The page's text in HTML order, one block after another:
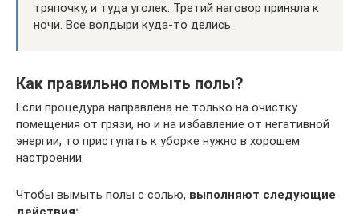
тряпочку, и туда уголек. Третий наговор приняла к
ночи. Все волдыри куда-то делись.
Как правильно помыть полы?
Если процедура направлена не только на очистку
помещения от грязи, но и на избавление от негативной
энергии, то приступать к уборке нужно в хорошем
настроении.
Чтобы вымыть полы с солью, выполняют следующие